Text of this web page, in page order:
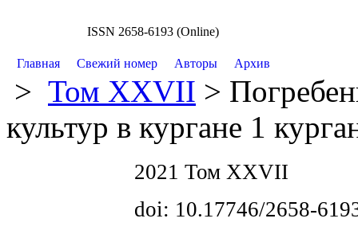
ISSN 2658-6193 (Online)
Главная Свежий номер Авторы Архив
> Том XXVII >
культур в кургане 1
2021 Том XXVII
doi: 10.17746/2658-